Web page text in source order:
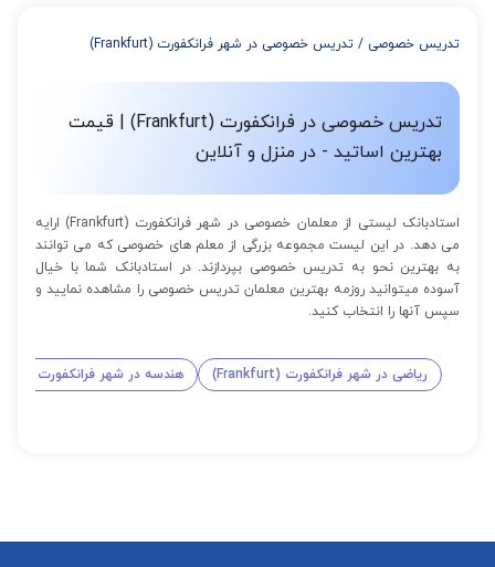
از 12 تا 15 جلسه: 7% تخفیف
تدریس خصوصی / تدریس خصوصی در شهر فرانکفورت (Frankfurt)
تدریس خصوصی در فرانکفورت (Frankfurt) | قیمت
بهترین اساتید - در منزل و آنلاین
استادبانک لیستی از معلمان خصوصی در شهر فرانکفورت (Frankfurt) ارایه
می دهد. در این لیست مجموعه بزرگی از معلم های خصوصی که می توانند
به بهترین نحو به تدریس خصوصی بپردازند. در استادبانک شما با خیال
آسوده میتوانید روزمه بهترین معلمان تدریس خصوصی را مشاهده نمایید و
سپس آنها را انتخاب کنید.
ریاضی در شهر فرانکفورت (Frankfurt) هندسه در شهر فرانکفورت (Frankfurt)